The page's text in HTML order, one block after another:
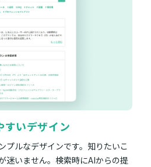
すいデザイン
プルなデザインです。知りたいこ
迷いません。検索時にAIからの提